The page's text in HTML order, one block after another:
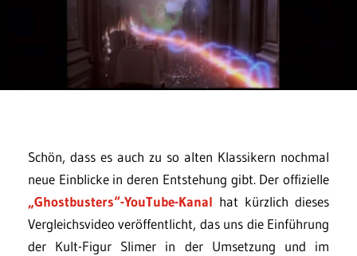
Schön, dass es auch zu so alten Klassikern nochmal
neue Einblicke in deren Entstehung gibt. Der offizielle
„Ghostbusters“-YouTube-Kanal hat kürzlich dieses
Vergleichsvideo veröffentlicht, das uns die Einführung
der Kult-Figur Slimer in der Umsetzung und im